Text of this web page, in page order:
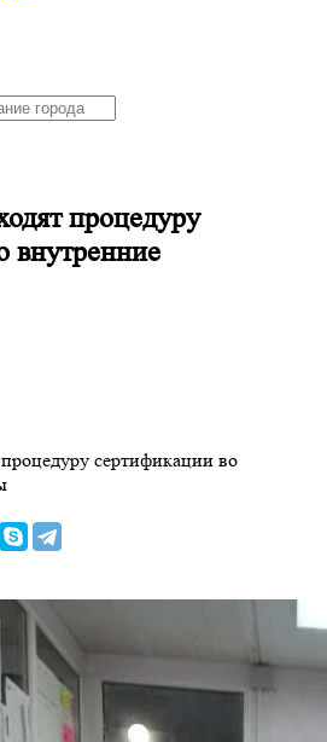
процедуру
внутренние
сертификации во